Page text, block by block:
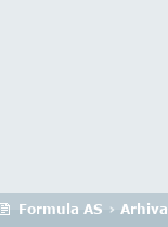
Formula AS › Arhiva